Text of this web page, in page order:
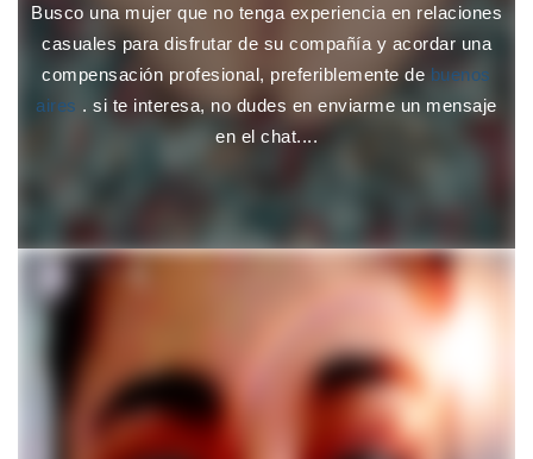
Busco una mujer que no tenga experiencia en relaciones
casuales para disfrutar de su compañía y acordar una
compensación profesional, preferiblemente de buenos
aires . si te interesa, no dudes en enviarme un mensaje
en el chat....